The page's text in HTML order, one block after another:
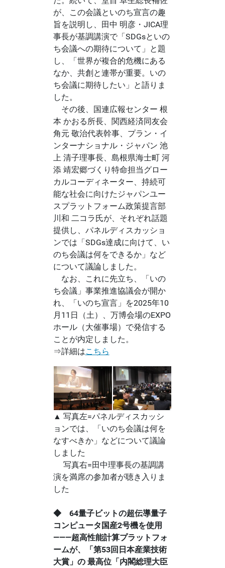
が、この会議といのち宣言の趣
旨を説明し、田中 明彦・JICA理
事長が基調講演で「SDGsといの
ち会議への期待について」と題
し、「世界が複合的危機にある
なか、共創と連帯が重要。いの
ち会議に期待したい」と語りま
した。
その後、国連広報センター 根
本 かおる所長、関西経済同友会
角元 敬治代表幹事、プラン・イ
ンターナショナル・ジャパン 池
上 清子理事長、島根県海士町 河
添 靖宏郷づくり特命担当グロー
カルコーディネーター、持続可
能な社会に向けたジャパンユー
スプラットフォーム政策提言部
川和 二コラ氏が、それぞれ話題
提供し、パネルディスカッショ
ンでは「SDGs達成に向けて、い
のち会議は何をできるか」など
について議論しました。
なお、これに先立ち、「いの
ち会議」事業推進協議会が開か
れ、「いのち宣言」を2025年10
月11日（土）、万博会場のEXPO
ホール（大催事場）で発信する
ことが内定しました。
⇒詳細はこちら
▲ 写真左=パネルディスカッシ
ョンでは、「いのち会議は何を
なすべきか」などについて議論
しました
写真右=田中理事長の基調講
演を満席の参加者が聴き入りま
した
◆ 64量子ビットの超伝導量子
コンピュータ国産2号機を使用
―――超高性能計算プラットフォ
ームが、「第53回日本産業技術
大賞」の 最高位「内閣総理大臣